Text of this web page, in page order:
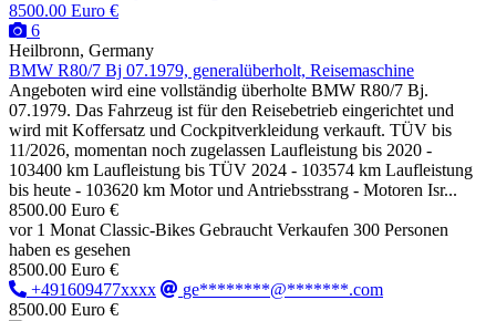
8500.00 Euro €
6
Heilbronn, Germany
BMW R80/7 Bj 07.1979, generalüberholt, Reisemaschine
Angeboten wird eine vollständig überholte BMW R80/7 Bj.
07.1979. Das Fahrzeug ist für den Reisebetrieb eingerichtet und
wird mit Koffersatz und Cockpitverkleidung verkauft. TÜV bis
11/2026, momentan noch zugelassen Laufleistung bis 2020 -
103400 km Laufleistung bis TÜV 2024 - 103574 km Laufleistung
bis heute - 103620 km Motor und Antriebsstrang - Motoren Isr...
8500.00 Euro €
vor 1 Monat Classic-Bikes Gebraucht Verkaufen 300 Personen
haben es gesehen
8500.00 Euro €
+491609477xxxx
ge********@*******.com
8500.00 Euro €